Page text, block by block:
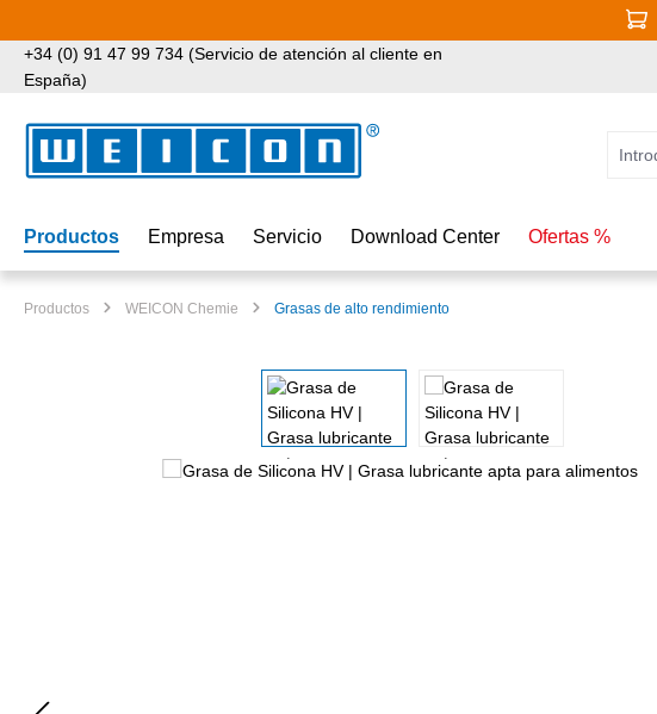
+34 (0) 91 47 99 734 (Servicio de atención al cliente en
España)
Productos Empresa Servicio Download Center Ofertas %
Productos WEICON Chemie Grasas de alto rendimiento